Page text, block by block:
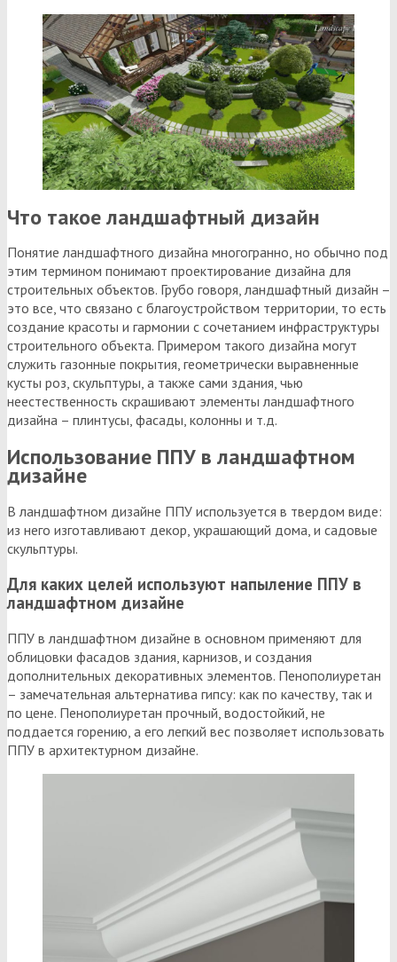
Что такое ландшафтный дизайн
Понятие ландшафтного дизайна многогранно, но обычно под
этим термином понимают проектирование дизайна для
строительных объектов. Грубо говоря, ландшафтный дизайн –
это все, что связано с благоустройством территории, то есть
создание красоты и гармонии с сочетанием инфраструктуры
строительного объекта. Примером такого дизайна могут
служить газонные покрытия, геометрически выравненные
кусты роз, скульптуры, а также сами здания, чью
неестественность скрашивают элементы ландшафтного
дизайна – плинтусы, фасады, колонны и т.д.
Использование ППУ в ландшафтном
дизайне
В ландшафтном дизайне ППУ используется в твердом виде:
из него изготавливают декор, украшающий дома, и садовые
скульптуры.
Для каких целей используют напыление ППУ в
ландшафтном дизайне
ППУ в ландшафтном дизайне в основном применяют для
облицовки фасадов здания, карнизов, и создания
дополнительных декоративных элементов. Пенополиуретан
– замечательная альтернатива гипсу: как по качеству, так и
по цене. Пенополиуретан прочный, водостойкий, не
поддается горению, а его легкий вес позволяет использовать
ППУ в архитектурном дизайне.